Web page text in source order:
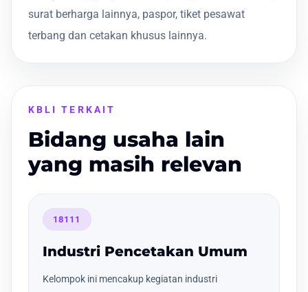
surat berharga lainnya, paspor, tiket pesawat
terbang dan cetakan khusus lainnya.
KBLI TERKAIT
Bidang usaha lain
yang masih relevan
18111
Industri Pencetakan Umum
Kelompok ini mencakup kegiatan industri